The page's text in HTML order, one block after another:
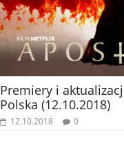
Premiery i
Polska (12.10.2018)
12.10.2018 0